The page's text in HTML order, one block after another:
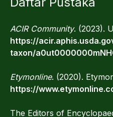
ACIR Community. (2023).
https://
taxon/
Etymonline. (2020).
https://
The Editors of